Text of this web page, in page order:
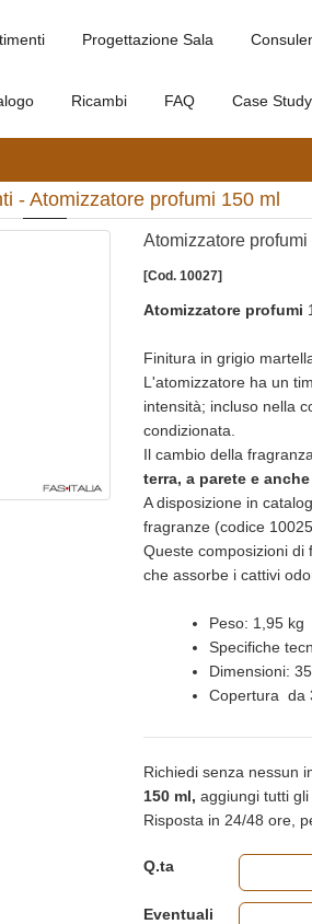
Progettazione Sala
Ricambi FAQ Case Study
- Atomizzatore profumi 150 ml
Atomizzatore profumi
[Cod. 10027]
Atomizzatore profumi
Finitura in grigio
L'atomizzatore ha un
intensità; incluso nella
condizionata.
Il cambio della
terra, a parete e
A disposizione in
fragranze (codice
Queste composizioni di
che assorbe i cattivi
Peso: 1,95 kg
Specifiche
Dimensioni:
Copertura da
Richiedi senza nessun
150 ml, aggiungi tutti
Risposta in 24/48 ore,
Q.ta
Eventuali